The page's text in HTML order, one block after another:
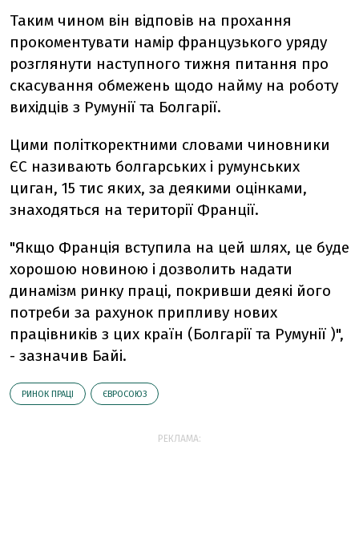
Таким чином він відповів на прохання
прокоментувати намір французького уряду
розглянути наступного тижня питання про
скасування обмежень щодо найму на роботу
вихідців з Румунії та Болгарії.
Цими політкоректними словами чиновники
ЄС називають болгарських і румунських
циган, 15 тис яких, за деякими оцінками,
знаходяться на території Франції.
"Якщо Франція вступила на цей шлях, це буде
хорошою новиною і дозволить надати
динамізм ринку праці, покривши деякі його
потреби за рахунок припливу нових
працівників з цих країн (Болгарії та Румунії )",
- зазначив Байі.
РИНОК ПРАЦІ ЄВРОСОЮЗ
РЕКЛАМА: